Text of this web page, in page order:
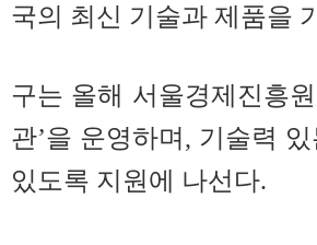
국의 최신 기술과 제품을
구는 올해 서울경제진흥
관’을 운영하며, 기술력
있도록 지원에 나선다.